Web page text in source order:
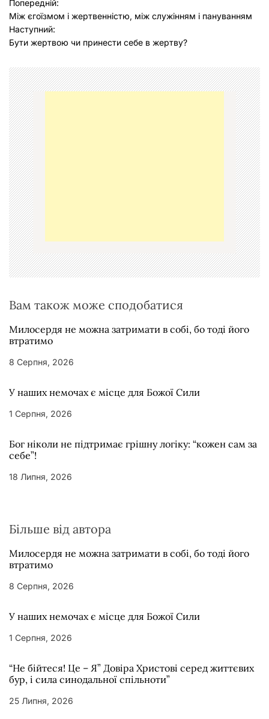
Н
а
в
і
г
а
ц
і
я
з
а
п
и
с
і
в
Попередній:
Між єгоїзмом і жертвенністю, між служінням і пануванням
Наступний:
Бути жертвою чи принести себе в жертву?
Вам також може сподобатися
Милосердя не можна затримати в собі, бо тоді його
втратимо
8 Серпня, 2026
У наших немочах є місце для Божої Сили
1 Серпня, 2026
Бог ніколи не підтримає грішну логіку: “кожен сам за
себе”!
18 Липня, 2026
Більше від автора
Милосердя не можна затримати в собі, бо тоді його
втратимо
8 Серпня, 2026
У наших немочах є місце для Божої Сили
1 Серпня, 2026
“Не бійтеся! Це – Я” Довіра Христові серед життєвих
бур, і сила синодальної спільноти”
25 Липня, 2026